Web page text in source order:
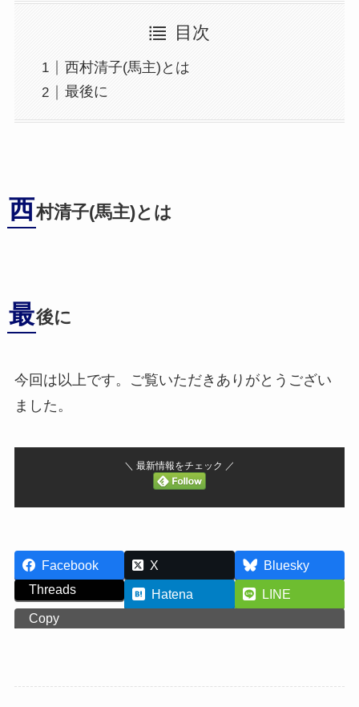
目次
西村清子(馬主)とは
最後に
西村清子(馬主)とは
最後に
今回は以上です。ご覧いただきありがとうござい
ました。
＼ 最新情報をチェック ／
Facebook X
Bluesky
Threads
Hatena
LINE
Copy